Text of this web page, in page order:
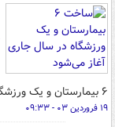
۶ بیمارستان و یک ورزشگاه دیگر نیز توسط سازمان آغاز می‌شود.
۱۹ فروردین ۰۳ - ۰۹:۳۳